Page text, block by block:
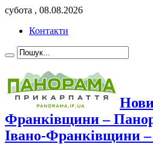
субота , 08.08.2026
Контакти
Франківщини –
Івано-Франківщини